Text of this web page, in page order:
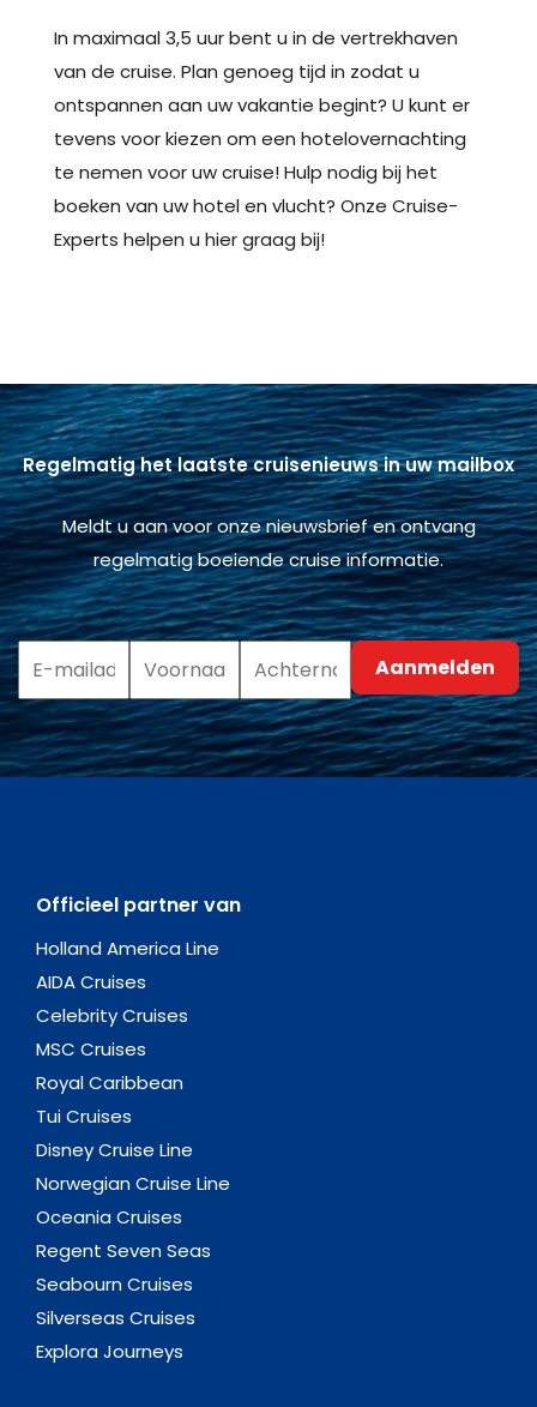
In maximaal 3,5 uur bent u in de vertrekhaven
van de cruise. Plan genoeg tijd in zodat u
ontspannen aan uw vakantie begint? U kunt er
tevens voor kiezen om een hotelovernachting
te nemen voor uw cruise! Hulp nodig bij het
boeken van uw hotel en vlucht? Onze Cruise-
Experts helpen u hier graag bij!
Regelmatig het laatste cruisenieuws in uw mailbox
Meldt u aan voor onze nieuwsbrief en ontvang
regelmatig boeiende cruise informatie.
Officieel partner van
Holland America Line
AIDA Cruises
Celebrity Cruises
MSC Cruises
Royal Caribbean
Tui Cruises
Disney Cruise Line
Norwegian Cruise Line
Oceania Cruises
Regent Seven Seas
Seabourn Cruises
Silverseas Cruises
Explora Journeys